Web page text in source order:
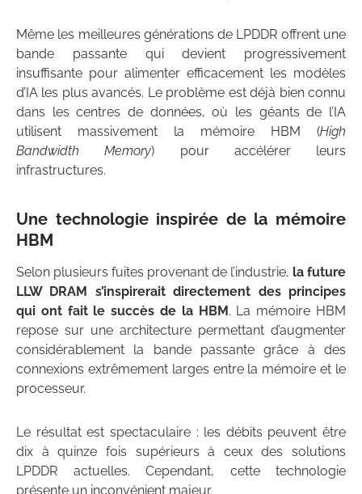
Même les meilleures générations de LPDDR offrent une
bande passante qui devient progressivement
insuffisante pour alimenter efficacement les modèles
d’IA les plus avancés. Le problème est déjà bien connu
dans les centres de données, où les géants de l’IA
utilisent massivement la mémoire HBM (High
Bandwidth Memory) pour accélérer leurs
infrastructures.
Une technologie inspirée de la mémoire
HBM
Selon plusieurs fuites provenant de l’industrie, la future
LLW DRAM s’inspirerait directement des principes
qui ont fait le succès de la HBM. La mémoire HBM
repose sur une architecture permettant d’augmenter
considérablement la bande passante grâce à des
connexions extrêmement larges entre la mémoire et le
processeur.
Le résultat est spectaculaire : les débits peuvent être
dix à quinze fois supérieurs à ceux des solutions
LPDDR actuelles. Cependant, cette technologie
présente un inconvénient majeur.